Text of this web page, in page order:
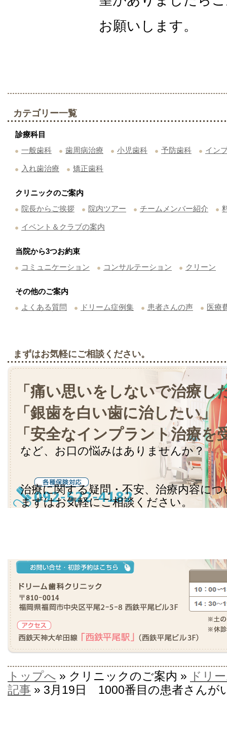
お願いします。
カテゴリー一覧
診療科目
一般歯科
歯周病治療 小児歯科 予防歯科 イン
入れ歯治療 矯正歯科
クリニックのご案内
院長からご挨拶
院内ツアー チームメンバー紹介
イベント＆クラブの案内
当院から3つお約束
コミュニケーション
コンサルテーション クリーン
その他のご案内
よくある質問
ドリーム症例集 患者さんの声 医療
まずはお気軽にご相談ください。
「痛い思いをしないで治療し
「銀歯を白い歯に治したい」
「安全なインプラント治療を
など、お口の悩みはありませんか？
治療に関する疑問・不安、治療内容につ
まずはお気軽にご相談ください。
トップへ » クリニックのご案内 » ドリ
記事 » 3月19日 1000番目の患者さんが